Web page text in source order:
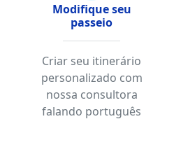
Modifique seu
passeio
Criar seu itinerário
personalizado com
nossa consultora
falando português